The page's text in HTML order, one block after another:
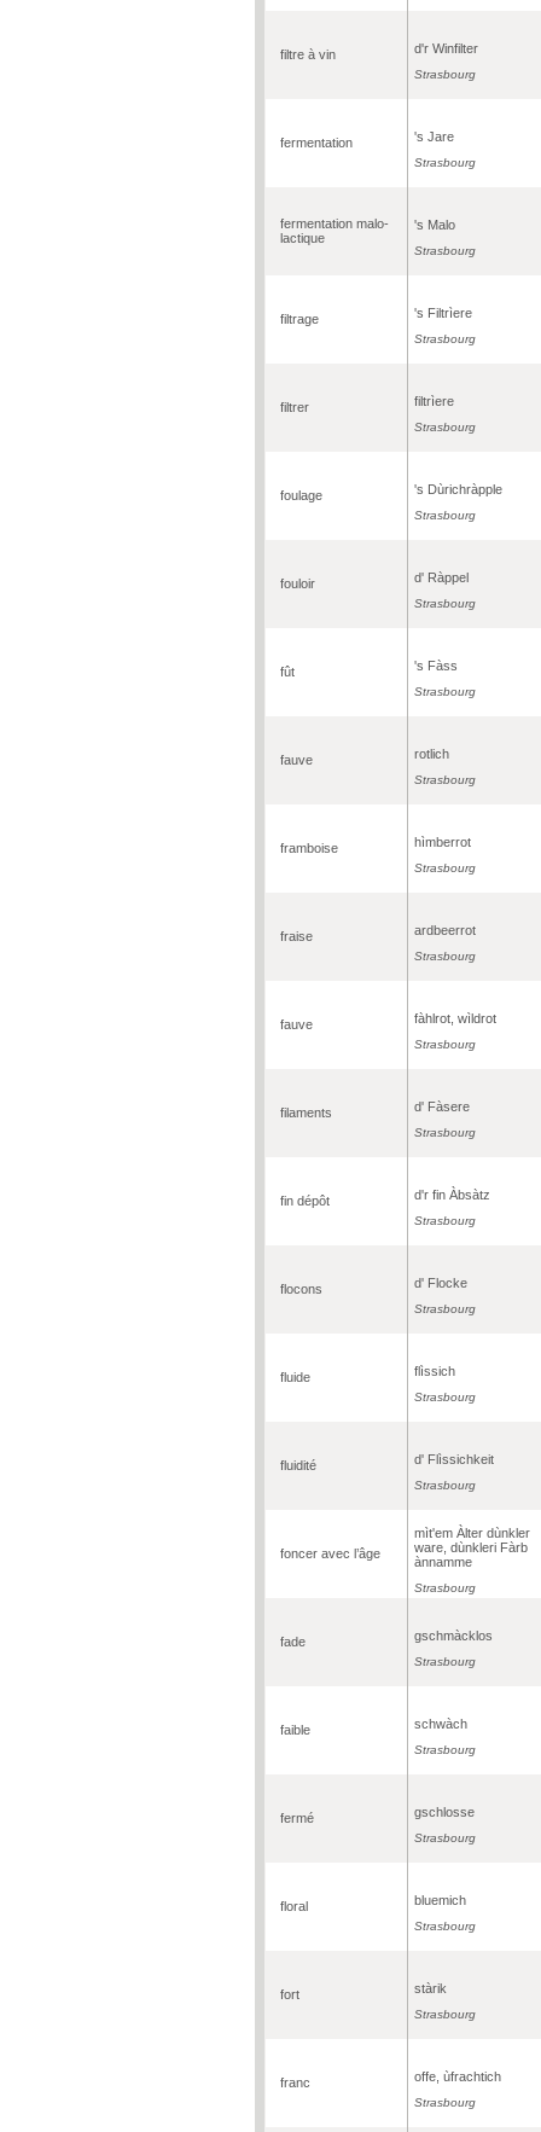
filtre à vin d'r Winfilter
Strasbourg
fermentation 's Jare
Strasbourg
fermentation malo-
lactique
's Malo
Strasbourg
filtrage 's Filtrìere
Strasbourg
filtrer filtrìere
Strasbourg
foulage 's Dùrichràpple
Strasbourg
fouloir d' Ràppel
Strasbourg
fût 's Fàss
Strasbourg
fauve rotlich
Strasbourg
framboise hìmberrot
Strasbourg
fraise ardbeerrot
Strasbourg
fauve fàhlrot, wìldrot
Strasbourg
filaments d' Fàsere
Strasbourg
fin dépôt d'r fin Àbsàtz
Strasbourg
flocons d' Flocke
Strasbourg
fluide flìssich
Strasbourg
fluidité d' Flìssichkeit
Strasbourg
foncer avec l’âge
mìt'em Àlter dùnkler
ware, dùnkleri Fàrb
ànnamme
Strasbourg
fade gschmàcklos
Strasbourg
faible schwàch
Strasbourg
fermé gschlosse
Strasbourg
floral bluemich
Strasbourg
fort stàrik
Strasbourg
franc offe, ùfrachtich
Strasbourg